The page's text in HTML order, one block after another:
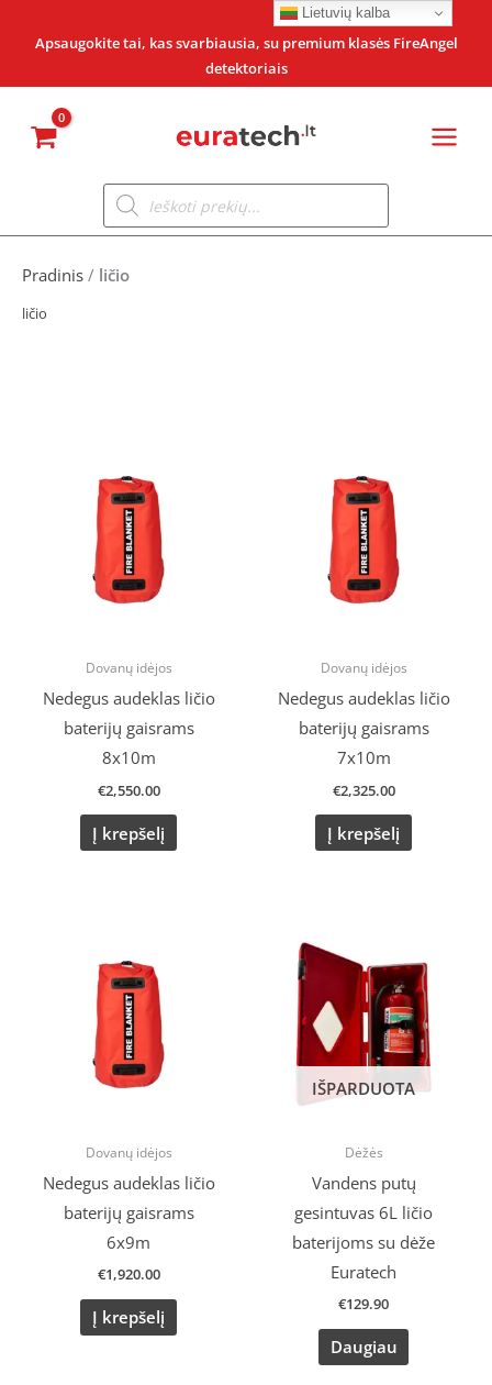
Apsaugokite tai, kas svarbiausia, su premium klasės FireAngel
detektoriais
Products
search
Pradinis / ličio
ličio
Dovanų idėjos
Nedegus audeklas ličio
baterijų gaisrams
8x10m
€2,550.00
Į krepšelį
Dovanų idėjos
Nedegus audeklas ličio
baterijų gaisrams
7x10m
€2,325.00
Į krepšelį
Dovanų idėjos
Nedegus audeklas ličio
baterijų gaisrams
6x9m
€1,920.00
Į krepšelį
IŠPARDUOTA
Dėžės
Vandens putų
gesintuvas 6L ličio
baterijoms su dėže
Euratech
€129.90
Daugiau
Lietuvių kalba